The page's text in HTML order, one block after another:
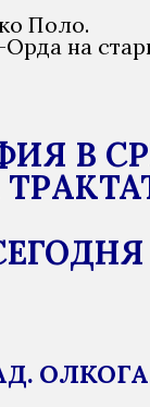
Поло.
на
В